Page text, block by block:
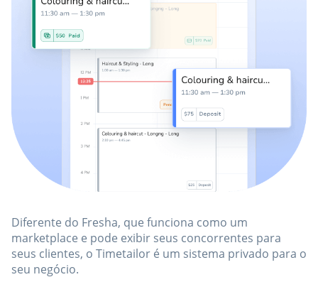
Diferente do Fresha, que funciona como um
marketplace e pode exibir seus concorrentes para
seus clientes, o Timetailor é um sistema privado para o
seu negócio.